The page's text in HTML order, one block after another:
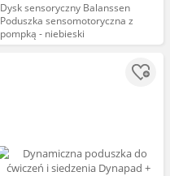
Dysk sensoryczny Balanssen
Poduszka sensomotoryczna z
pompką - niebieski